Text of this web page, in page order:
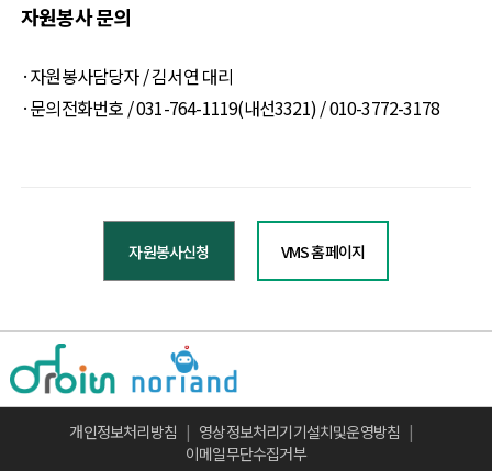
자원봉사 문의
·자원봉사담당자 / 김서연 대리
·문의전화번호 / 031-764-1119(내선3321) / 010-3772-3178
자원봉사신청 VMS 홈페이지
개인정보처리방침 | 영상정보처리기기설치및운영방침 |
이메일무단수집거부